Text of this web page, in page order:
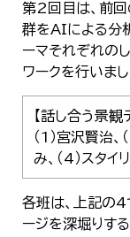
第2回目は、前回
群をAIによる分
ーマそれぞれの
ワークを行いまし
【話し合う景観
（1）宮沢賢治、
み、（4）スタイ
各班は、上記の
ージを深堀りす